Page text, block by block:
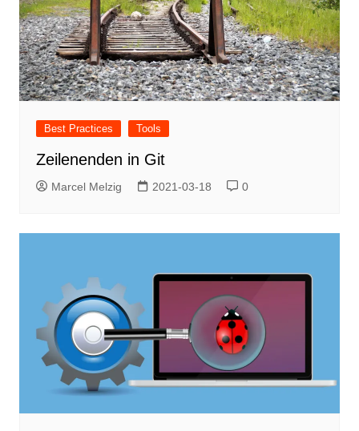
Best Practices Tools
Zeilenenden in Git
Marcel Melzig 2021-03-18 0